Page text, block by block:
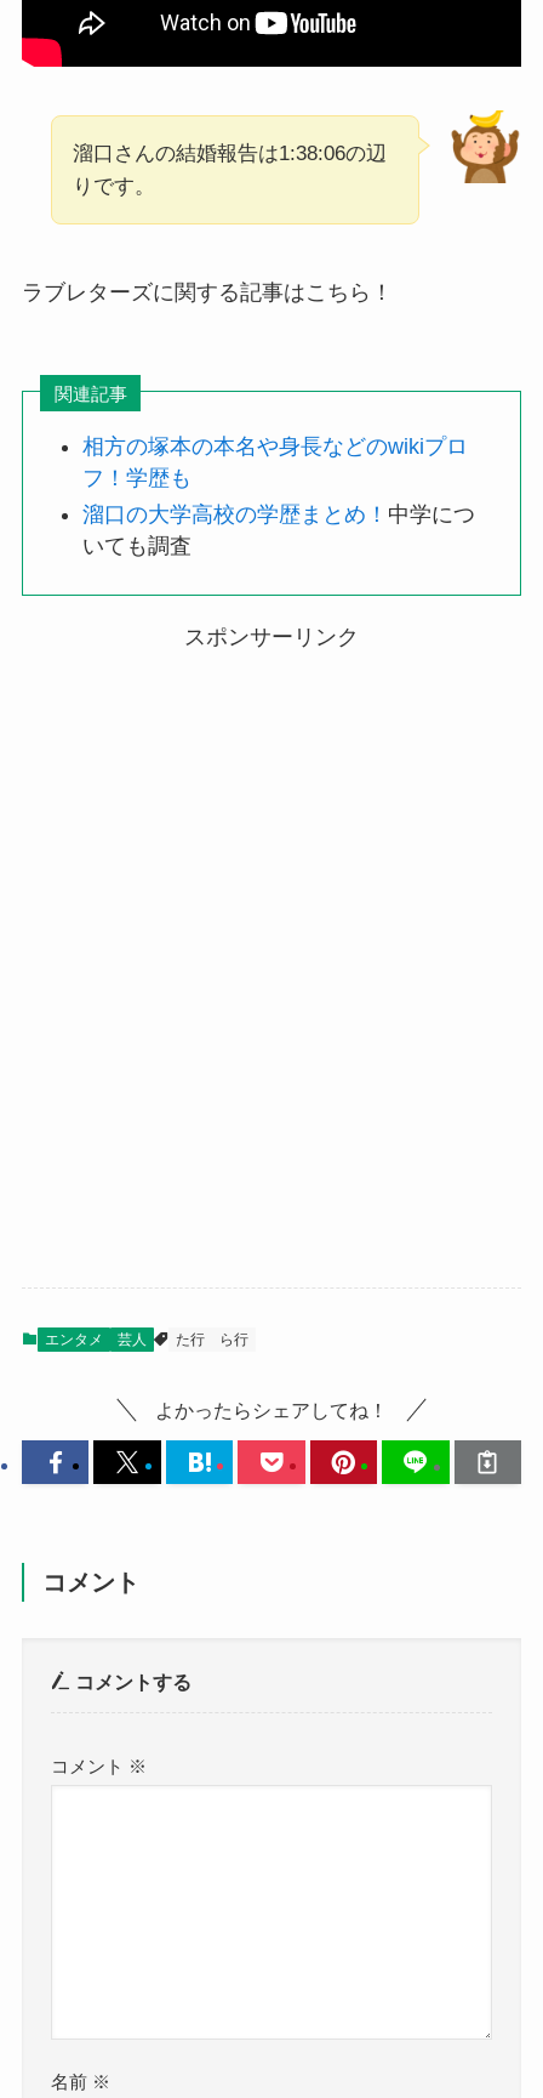
溜口さんの結婚報告は1:38:06の辺
りです。
ラブレターズに関する記事はこちら！
関連記事
相方の塚本の本名や身長などのwikiプロ
フ！学歴も
溜口の大学高校の学歴まとめ！ 中学につ
いても調査
スポンサーリンク
エンタメ 芸人 た行 ら行
よかったらシェアしてね！
コメント
コメントする
コメント ※
名前 ※